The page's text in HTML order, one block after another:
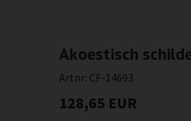
Akoestisch
Artnr: CF-14693
128,65 EUR